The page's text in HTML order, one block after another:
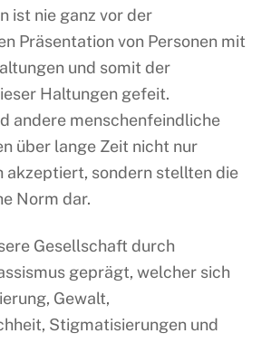
ist nie ganz vor der
Präsentation von Personen mit
und somit der
Haltungen gefeit.
andere menschenfeindliche
über lange Zeit nicht nur
akzeptiert, sondern stellten die
Norm dar.
Gesellschaft durch
geprägt, welcher sich
Gewalt,
Stigmatisierungen und